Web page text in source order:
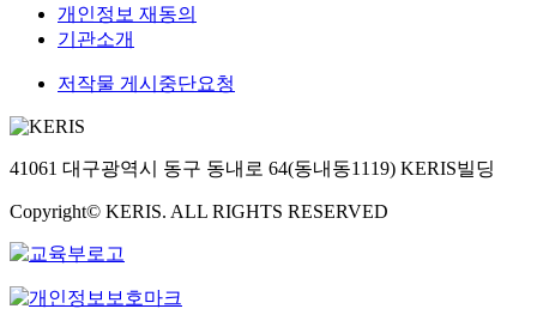
개인정보 재동의
기관소개
저작물 게시중단요청
41061 대구광역시 동구 동내로 64(동내동1119) KERIS빌딩
Copyright© KERIS. ALL RIGHTS RESERVED